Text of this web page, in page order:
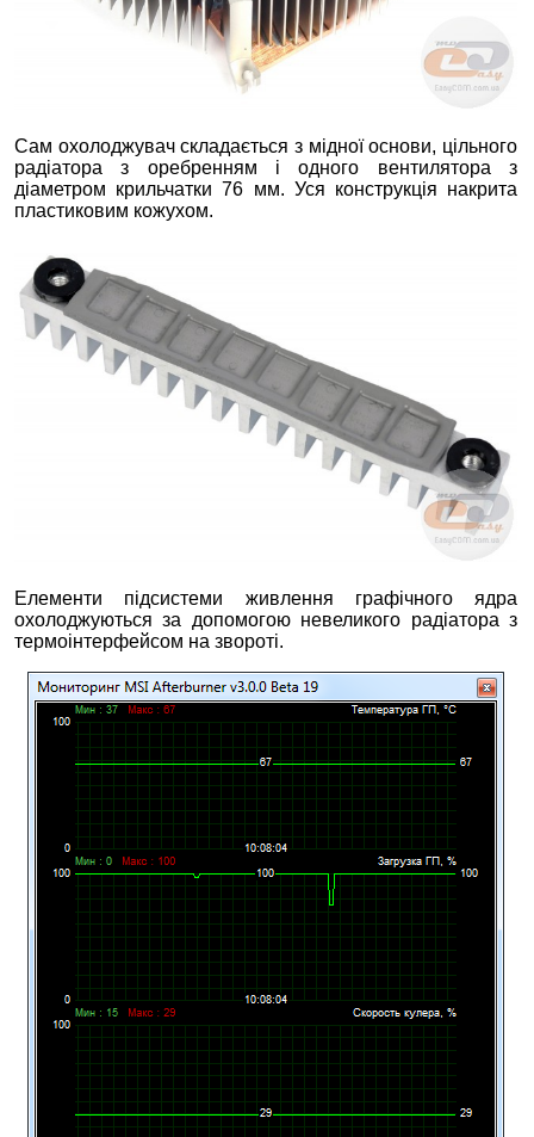
Сам охолоджувач складається з мідної основи, цільного
радіатора з оребренням і одного вентилятора з
діаметром крильчатки 76 мм. Уся конструкція накрита
пластиковим кожухом.
Елементи підсистеми живлення графічного ядра
охолоджуються за допомогою невеликого радіатора з
термоінтерфейсом на звороті.